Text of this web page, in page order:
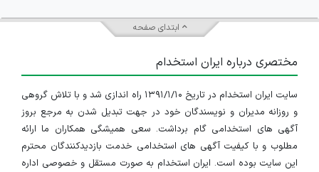
ابتدای صفحه
مختصری درباره ایران استخدام
سایت ایران استخدام در تاریخ ۱۳۹۱/۱/۱۰ راه اندازی شد و با تلاش گروهی
و روزانه مدیران و نویسندگان خود در جهت تبدیل شدن به مرجع بروز
آگهی های استخدامی گام برداشت. سعی همیشگی همکاران ما ارائه
مطلوب و با کیفیت آگهی های استخدامی خدمت بازدیدکنندگان محترم
این سایت بوده است. ایران استخدام به صورت مستقل و خصوصی اداره